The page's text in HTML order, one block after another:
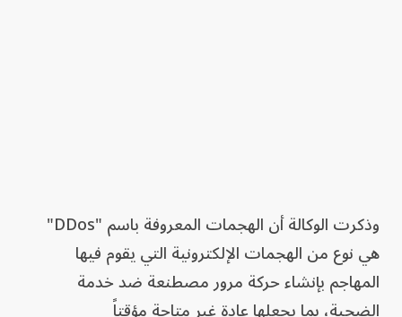
وذكرت الوكالة أن الهجمات المعروفة باسم "DDos"
هي نوع من الهجمات الإلكترونية التي يقوم فيها
المهاجم بإنشاء حركة مرور مصطنعة ضد خدمة